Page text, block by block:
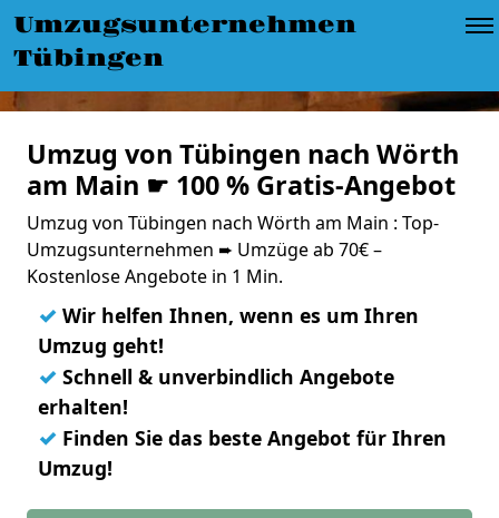
Umzugsunternehmen
Tübingen
Umzug von Tübingen nach Wörth
am Main ☛ 100 % Gratis-Angebot
Umzug von Tübingen nach Wörth am Main : Top-
Umzugsunternehmen ➨ Umzüge ab 70€ –
Kostenlose Angebote in 1 Min.
✓ Wir helfen Ihnen, wenn es um Ihren
Umzug geht!
✓ Schnell & unverbindlich Angebote
erhalten!
✓ Finden Sie das beste Angebot für Ihren
Umzug!